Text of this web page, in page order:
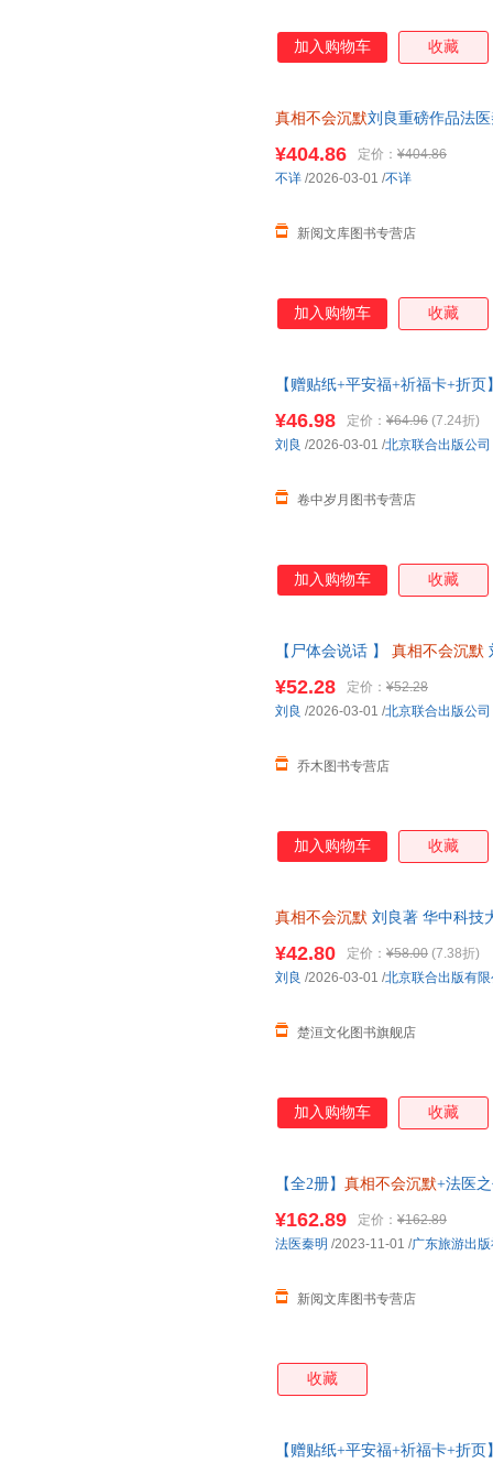
加入购物车 收藏
真相不会沉默刘良重磅作品法
¥404.86 定价： ¥404.86
新阅文库图书专营店
不详 /2026-03-01 /不详
加入购物车 收藏
【赠贴纸+平安福+祈福卡+折页
¥46.98 定价： ¥64.96 (7.24折)
卷中岁月图书专营店
刘良 /2026-03-01 /北京联合出版公司
加入购物车 收藏
【尸体会说话 】 真相不会沉默
准】
¥52.28 定价： ¥52.28
乔木图书专营店
刘良 /2026-03-01 /北京联合出版公司
加入购物车 收藏
真相不会沉默 刘良著 华中科技
¥42.80 定价： ¥58.00 (7.38折)
楚洹文化图书旗舰店
刘良 /2026-03-01 /北京联合出版有
加入购物车 收藏
【全2册】 真相不会沉默+法医
¥162.89 定价： ¥162.89
新阅文库图书专营店
法医秦明 /2023-11-01 /广东旅游出
收藏
【赠贴纸+平安福+祈福卡+折页